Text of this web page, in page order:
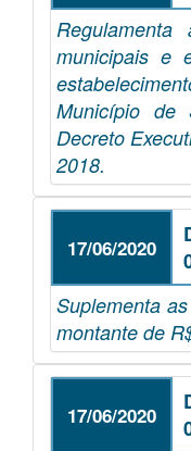
municipais e
Município de
Decreto
2018.
17/06/2020
Suplementa
montante de
17/06/2020